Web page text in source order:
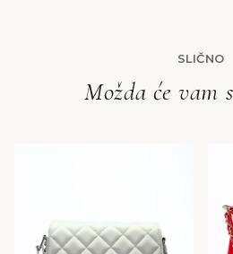
SLIČNO
Možda će vam